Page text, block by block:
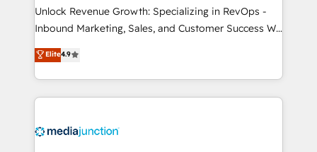
Unlock Revenue Growth: Specializing in RevOps -
Inbound Marketing, Sales, and Customer Success We
specialize in driving revenue growth for companies
across industries through tailored marketing, sales,
and customer success strategies, utilizing RevOps
methodologies. As Latin America's largest HubSpot
offer unparalleled insights. Operating in five
Elite4.9